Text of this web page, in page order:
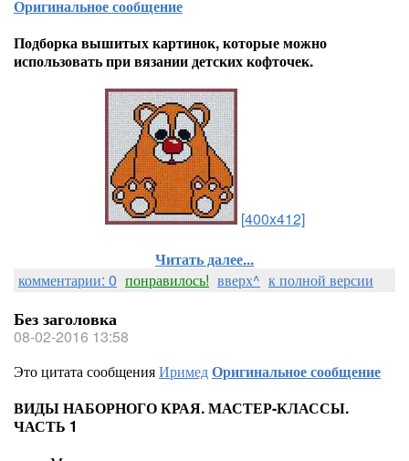
Оригинальное сообщение
Подборка вышитых картинок, которые можно
использовать при вязании детских кофточек.
[400x412]
Читать далее...
комментарии: 0 понравилось! вверх^ к полной версии
Без заголовка
08-02-2016 13:58
Это цитата сообщенияИримедОригинальное сообщение
ВИДЫ НАБОРНОГО КРАЯ. МАСТЕР-КЛАССЫ.
ЧАСТЬ 1